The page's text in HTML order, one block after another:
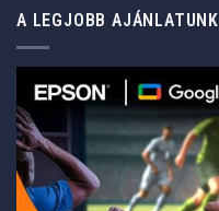
A LEGJOBB AJÁNLATUNK